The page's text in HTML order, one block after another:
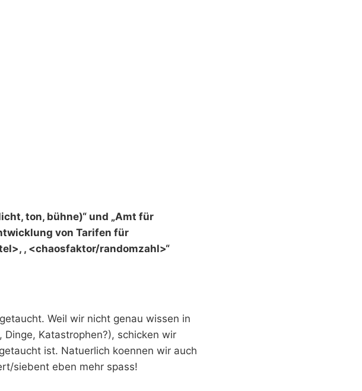
ton, bühne)“ und „Amt für
von Tarifen für
, <chaosfaktor/randomzahl>“
Weil wir nicht genau wissen in
Katastrophen?), schicken wir
ist. Natuerlich koennen wir auch
siebent eben mehr spass!